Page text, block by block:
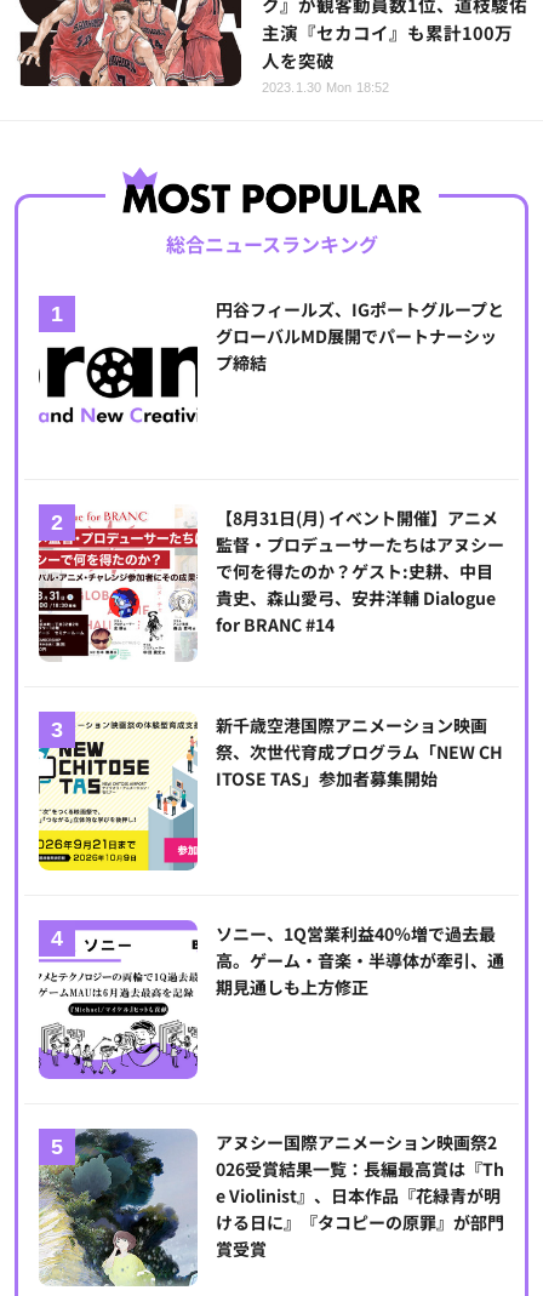
主演『セカコイ』も累計100万
人を突破
2023.1.30 Mon 18:52
総合ニュースランキング
円谷フィールズ、IGポートグループと
グローバルMD展開でパートナーシッ
プ締結
【8月31日(月) イベント開催】アニメ
監督・プロデューサーたちはアヌシー
で何を得たのか？ゲスト:史耕、中目
貴史、森山愛弓、安井洋輔 Dialogue
for BRANC #14
新千歳空港国際アニメーション映画
祭、次世代育成プログラム「NEW CH
ITOSE TAS」参加者募集開始
ソニー、1Q営業利益40％増で過去最
高。ゲーム・音楽・半導体が牽引、通
期見通しも上方修正
アヌシー国際アニメーション映画祭2
026受賞結果一覧：長編最高賞は『Th
e Violinist』、日本作品『花緑青が明
ける日に』『タコピーの原罪』が部門
賞受賞